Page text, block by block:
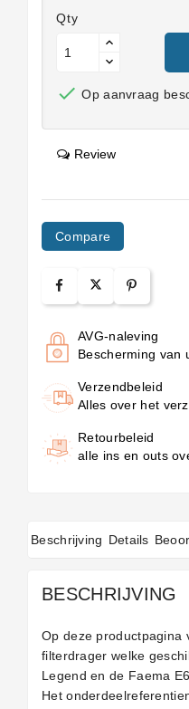
Qty
 Op aanvraag
Review
Compare
AVG-naleving
Bescherming van
Verzendbeleid
Alles over het
Retourbeleid
alle ins en outs
Beschrijving Details
BESCHRIJVING
Op deze productpagina
filterdrager welke
Legend en de Faema
Het